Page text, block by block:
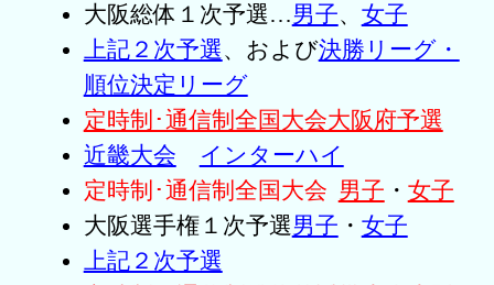
大阪総体１次予選…男子、 女子
上記２次予選、および決勝リーグ・
順位決定リーグ
定時制･通信制全国大会大阪府予選
近畿大会
インターハイ
定時制･通信制全国大会 男子 ・ 女子
大阪選手権１次予選男子 ・ 女子
上記２次予選